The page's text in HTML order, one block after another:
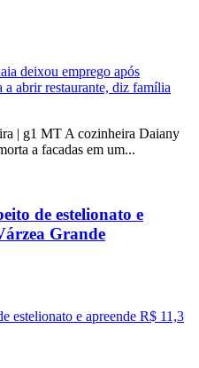
| g1 MT A cozinheira Daiany
a facadas em um...
de estelionato e
Grande